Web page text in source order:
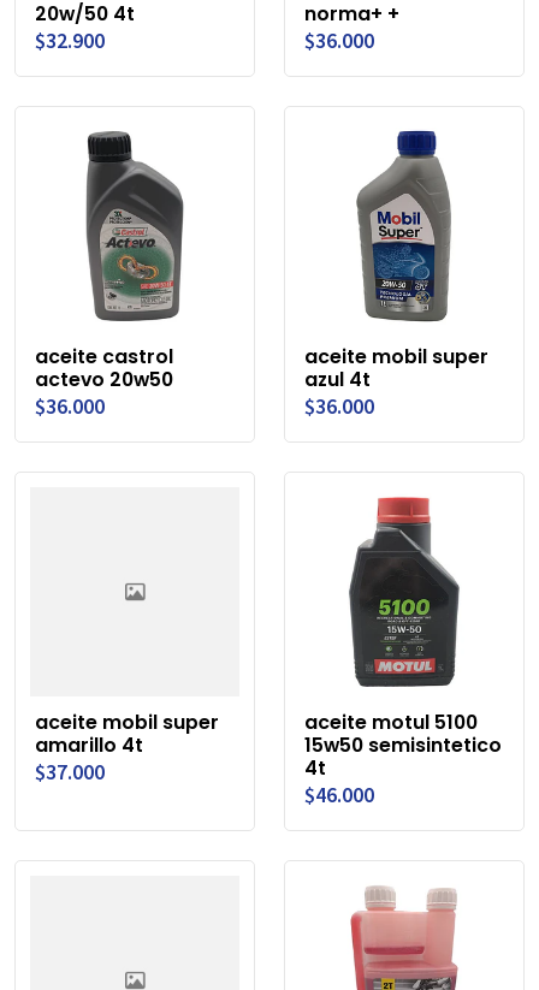
20w/50 4t
$32.900
norma+ +
$36.000
aceite castrol
actevo 20w50
$36.000
aceite mobil super
azul 4t
$36.000
aceite mobil super
amarillo 4t
$37.000
aceite motul 5100
15w50 semisintetico
4t
$46.000